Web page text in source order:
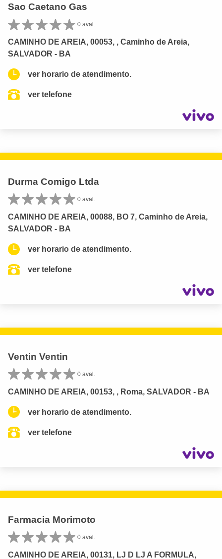
Sao Caetano Gas
0 aval.
CAMINHO DE AREIA, 00053, , Caminho de Areia,
SALVADOR - BA
ver horario de atendimento.
ver telefone
Durma Comigo Ltda
0 aval.
CAMINHO DE AREIA, 00088, BO 7, Caminho de Areia,
SALVADOR - BA
ver horario de atendimento.
ver telefone
Ventin Ventin
0 aval.
CAMINHO DE AREIA, 00153, , Roma, SALVADOR - BA
ver horario de atendimento.
ver telefone
Farmacia Morimoto
0 aval.
CAMINHO DE AREIA, 00131, LJ D LJ A FORMULA,